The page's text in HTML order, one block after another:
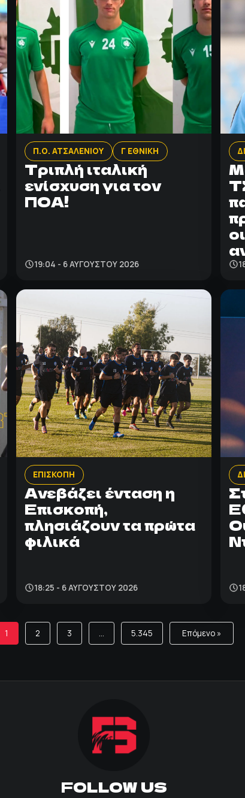
Π.Ο. ΑΤΣΑΛΕΝΙΟΥ Γ ΕΘΝΙΚΗ
Τριπλή ιταλική
ενίσχυση για τον
ΠΟΑ!
19:04 - 6 ΑΥΓΟΎΣΤΟΥ 2026
ΕΠΙΣΚΟΠΗ
Ανεβάζει ένταση η
Επισκοπή,
πλησιάζουν τα πρώτα
φιλικά
18:25 - 6 ΑΥΓΟΎΣΤΟΥ 2026
1 2 3 … 5.345 Επόμενο »
FOLLOW US